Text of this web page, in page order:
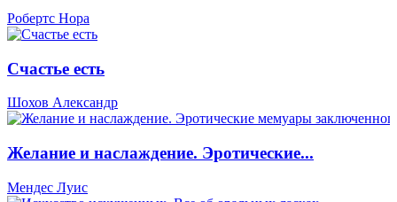
Робертс Нора
Счастье есть
Шохов Александр
Желание и наслаждение. Эротические...
Мендес Луис